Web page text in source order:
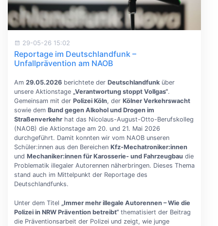
29-05-26 15:02
Reportage im Deutschlandfunk –
Unfallprävention am NAOB
Am 29.05.2026berichtete der Deutschlandfunküber
unsere Aktionstage „Verantwortung stoppt Vollgas“.
Gemeinsam mit der Polizei Köln, der Kölner Verkehrswacht
sowie dem Bund gegen Alkohol und Drogen im
Straßenverkehrhat das Nicolaus-August-Otto-Berufskolleg
(NAOB) die Aktionstage am 20. und 21. Mai 2026
durchgeführt. Damit konnten wir vom NAOB unseren
Schüler:innen aus den Bereichen Kfz-Mechatroniker:innen
und Mechaniker:innen für Karosserie- und Fahrzeugbaudie
Problematik illegaler Autorennen näherbringen. Dieses Thema
stand auch im Mittelpunkt der Reportage des
Deutschlandfunks.
Unter dem Titel „Immer mehr illegale Autorennen – Wie die
Polizei in NRW Prävention betreibt“thematisiert der Beitrag
die Präventionsarbeit der Polizei und zeigt, wie junge